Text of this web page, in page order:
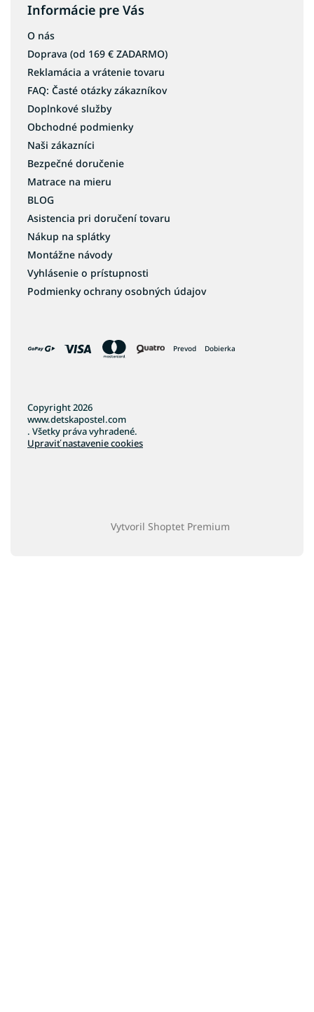
Informácie pre Vás
O nás
Doprava (od 169 € ZADARMO)
Reklamácia a vrátenie tovaru
FAQ: Časté otázky zákazníkov
Doplnkové služby
Obchodné podmienky
Naši zákazníci
Bezpečné doručenie
Matrace na mieru
BLOG
Asistencia pri doručení tovaru
Nákup na splátky
Montážne návody
Vyhlásenie o prístupnosti
Podmienky ochrany osobných údajov
Prevod Dobierka
Vytvoril Shoptet Premium
Copyright 2026
www.detskapostel.com
. Všetky práva vyhradené.
Upraviť nastavenie cookies